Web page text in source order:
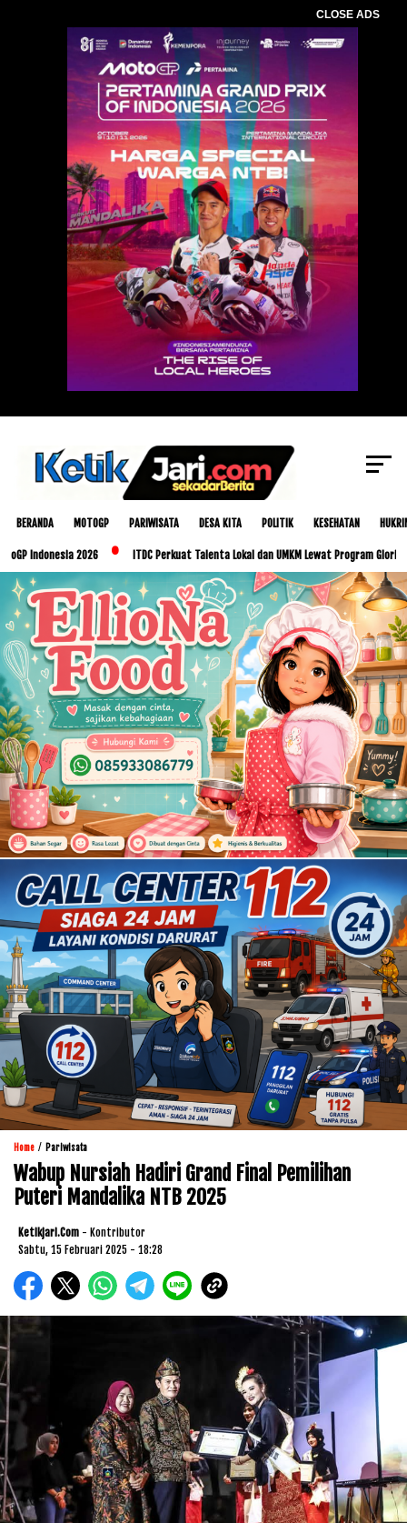
CLOSE ADS
BERANDA MOTOGP PARIWISATA DESA KITA POLITIK KESEHATAN
2026 ITDC Perkuat Talenta Lokal dan UMKM Lewat Program Glorious Golo
Home / Pariwisata
Wabup Nursiah Hadiri Grand Final Pemilihan
Puteri Mandalika NTB 2025
Ketikjari.com - Kontributor
Sabtu, 15 Februari 2025 - 18:28